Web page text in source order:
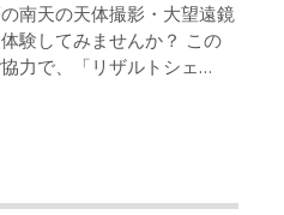
南天の天体撮影・大望遠鏡
験してみませんか？ この
力で、「リザルトシェ…